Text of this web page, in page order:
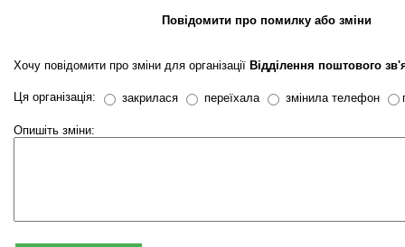
Повідомити про помилку або зміни
Хочу повідомити про зміни для організації Відділення поштового
Ця організація: закрилася переїхала змінила телефон
Опишіть зміни: